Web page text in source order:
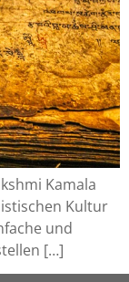
Kamala
Kultur
und
[…]